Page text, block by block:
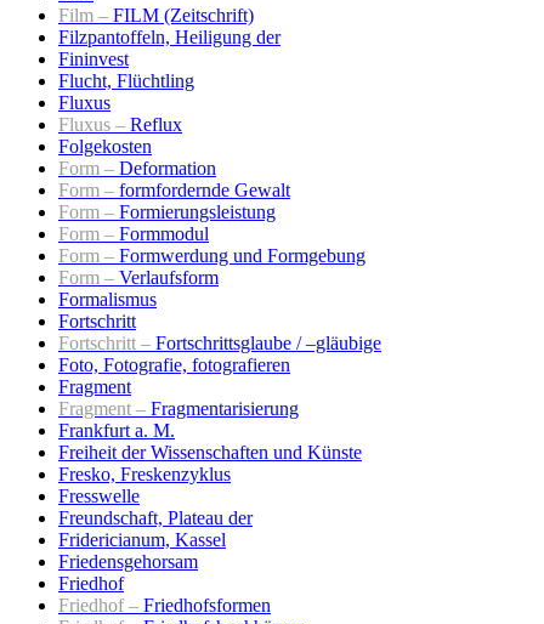
Film – FILM (Zeitschrift)
Filzpantoffeln, Heiligung der
Fininvest
Flucht, Flüchtling
Fluxus
Fluxus – Reflux
Folgekosten
Form – Deformation
Form – formfordernde Gewalt
Form – Formierungsleistung
Form – Formmodul
Form – Formwerdung und Formgebung
Form – Verlaufsform
Formalismus
Fortschritt
Fortschritt – Fortschrittsglaube / –gläubige
Foto, Fotografie, fotografieren
Fragment
Fragment – Fragmentarisierung
Frankfurt a. M.
Freiheit der Wissenschaften und Künste
Fresko, Freskenzyklus
Fresswelle
Freundschaft, Plateau der
Fridericianum, Kassel
Friedensgehorsam
Friedhof
Friedhof – Friedhofsformen